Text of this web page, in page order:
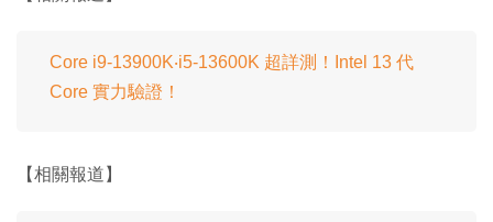
Core i9-13900K‧i5-13600K 超詳測！Intel 13 代
Core 實力驗證！
【相關報道】